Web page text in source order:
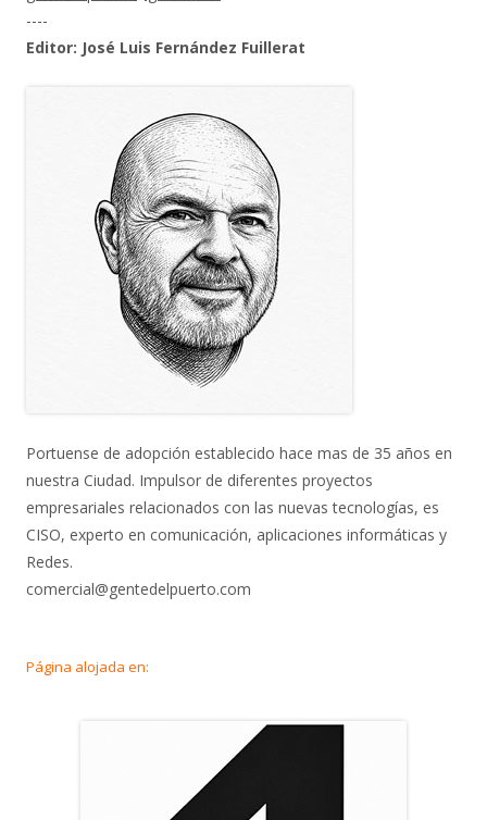
----
Editor: José Luis Fernández Fuillerat
Portuense de adopción establecido hace mas de 35 años en
nuestra Ciudad. Impulsor de diferentes proyectos
empresariales relacionados con las nuevas tecnologías, es
CISO, experto en comunicación, aplicaciones informáticas y
Redes.
comercial@gentedelpuerto.com
Página alojada en: